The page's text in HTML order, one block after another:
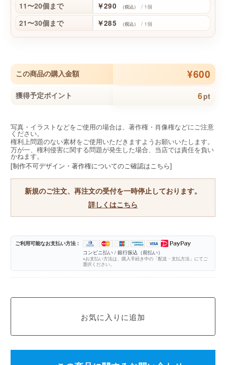
11〜20個まで ￥290 （税込） / 1個
21〜30個まで ￥285 （税込） / 1個
この商品の購入金額 ¥600
獲得予定ポイント 6pt
写真・イラストなどをご使用の場合は、著作権・肖像権などにご注意
ください。
権利上問題のない素材をご使用いただきますようお願いいたします。
万が一、権利侵害に関する問題が発生した場合、当店では責任を負い
かねます。
[制作不可デザイン・著作権についてのご確認はこちら]
新規のご注文、再注文の受付を一時停止しております。
詳しくはこちら
ご利用可能なお支払い方法 :
コンビニ払い / 銀行振込（前払い）
※お支払い方法は、購入手続き中の「配送・支払方法」にてご
選択ください。